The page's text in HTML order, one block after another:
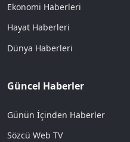
Ekonomi Haberleri
Hayat Haberleri
Dünya Haberleri
Güncel Haberler
Günün İçinden Haberler
Sözcü Web TV